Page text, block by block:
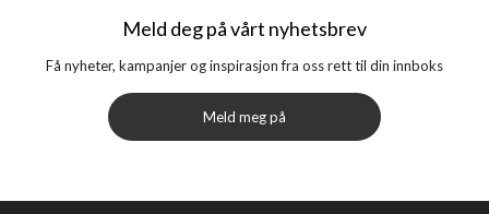
Meld deg på vårt nyhetsbrev
Få nyheter, kampanjer og inspirasjon fra oss rett til din innboks
Meld meg på